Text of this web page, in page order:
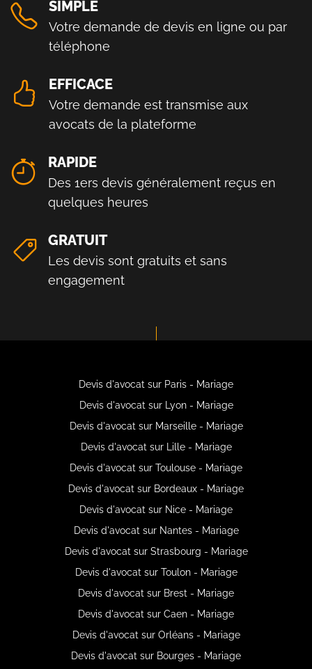
SIMPLE
Votre demande de devis en ligne ou par
téléphone
EFFICACE
Votre demande est transmise aux
avocats de la plateforme
RAPIDE
Des 1ers devis généralement reçus en
quelques heures
GRATUIT
Les devis sont gratuits et sans
engagement
Devis d'avocat sur Paris - Mariage
Devis d'avocat sur Lyon - Mariage
Devis d'avocat sur Marseille - Mariage
Devis d'avocat sur Lille - Mariage
Devis d'avocat sur Toulouse - Mariage
Devis d'avocat sur Bordeaux - Mariage
Devis d'avocat sur Nice - Mariage
Devis d'avocat sur Nantes - Mariage
Devis d'avocat sur Strasbourg - Mariage
Devis d'avocat sur Toulon - Mariage
Devis d'avocat sur Brest - Mariage
Devis d'avocat sur Caen - Mariage
Devis d'avocat sur Orléans - Mariage
Devis d'avocat sur Bourges - Mariage